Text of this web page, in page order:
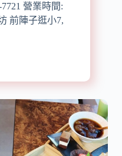
營業時間:
前陣子逛小7,